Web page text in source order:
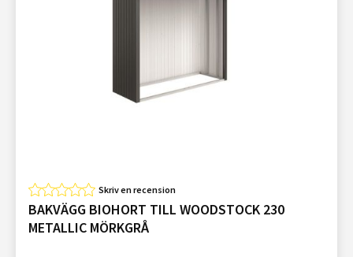
Skriv en recension
BAKVÄGG BIOHORT TILL WOODSTOCK 230
METALLIC MÖRKGRÅ